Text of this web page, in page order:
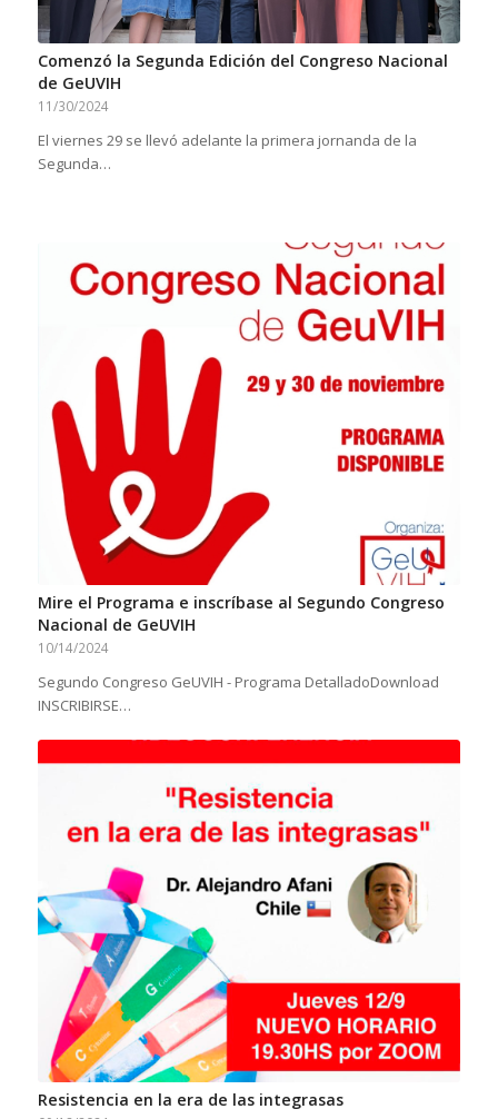
Comenzó la Segunda Edición del Congreso Nacional
de GeUVIH
11/30/2024
El viernes 29 se llevó adelante la primera jornanda de la
Segunda…
Mire el Programa e inscríbase al Segundo Congreso
Nacional de GeUVIH
10/14/2024
Segundo Congreso GeUVIH - Programa DetalladoDownload
INSCRIBIRSE…
Resistencia en la era de las integrasas